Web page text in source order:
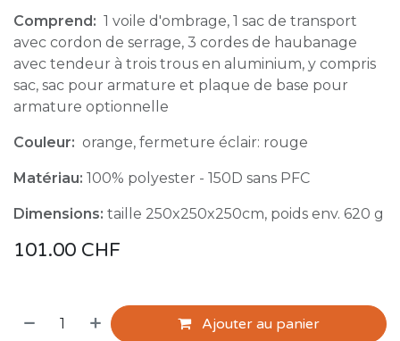
Comprend: 1 voile d'ombrage, 1 sac de transport
avec cordon de serrage, 3 cordes de haubanage
avec tendeur à trois trous en aluminium, y compris
sac, sac pour armature et plaque de base pour
armature optionnelle
Couleur: orange, fermeture éclair: rouge
Matériau: 100% polyester - 150D sans PFC
Dimensions: taille 250x250x250cm, poids env. 620 g
101.00 CHF
Ajouter au panier